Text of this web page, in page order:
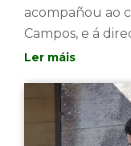
acompañou ao
Campos, e á